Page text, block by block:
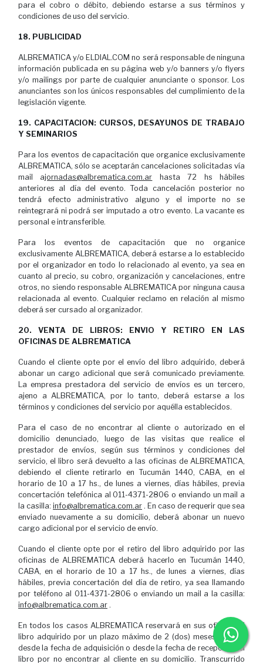
para el cobro o débito, debiendo estarse a sus términos y
condiciones de uso del servicio.
18. PUBLICIDAD
ALBREMATICA y/o ELDIAL.COM no será responsable de ninguna
información publicada en su página web y/o banners y/o flyers
y/o mailings por parte de cualquier anunciante o sponsor. Los
anunciantes son los únicos responsables del cumplimiento de la
legislación vigente.
19. CAPACITACION: CURSOS, DESAYUNOS DE TRABAJO
Y SEMINARIOS
Para los eventos de capacitación que organice exclusivamente
ALBREMATICA, sólo se aceptarán cancelaciones solicitadas vía
mail ajornadas@albrematica.com.ar hasta 72 hs hábiles
anteriores al día del evento. Toda cancelación posterior no
tendrá efecto administrativo alguno y el importe no se
reintegrará ni podrá ser imputado a otro evento. La vacante es
personal e intransferible.
Para los eventos de capacitación que no organice
exclusivamente ALBREMATICA, deberá estarse a lo establecido
por el organizador en todo lo relacionado al evento, ya sea en
cuanto al precio, su cobro, organización y cancelaciones, entre
otros, no siendo responsable ALBREMATICA por ninguna causa
relacionada al evento. Cualquier reclamo en relación al mismo
deberá ser cursado al organizador.
20. VENTA DE LIBROS: ENVIO Y RETIRO EN LAS
OFICINAS DE ALBREMATICA
Cuando el cliente opte por el envío del libro adquirido, deberá
abonar un cargo adicional que será comunicado previamente.
La empresa prestadora del servicio de envíos es un tercero,
ajeno a ALBREMATICA, por lo tanto, deberá estarse a los
términos y condiciones del servicio por aquélla establecidos.
Para el caso de no encontrar al cliente o autorizado en el
domicilio denunciado, luego de las visitas que realice el
prestador de envíos, según sus términos y condiciones del
servicio, el libro será devuelto a las oficinas de ALBREMATICA,
debiendo el cliente retirarlo en Tucumán 1440, CABA, en el
horario de 10 a 17 hs., de lunes a viernes, días hábiles, previa
concertación telefónica al 011-4371-2806 o enviando un mail a
la casilla: info@albrematica.com.ar . En caso de requerir que sea
enviado nuevamente a su domicilio, deberá abonar un nuevo
cargo adicional por el servicio de envío.
Cuando el cliente opte por el retiro del libro adquirido por las
oficinas de ALBREMATICA deberá hacerlo en Tucumán 1440,
CABA, en el horario de 10 a 17 hs., de lunes a viernes, días
hábiles, previa concertación del día de retiro, ya sea llamando
por teléfono al 011-4371-2806 o enviando un mail a la casilla:
info@albrematica.com.ar .
En todos los casos ALBREMATICA reservará en sus oficinas el
libro adquirido por un plazo máximo de 2 (dos) meses, ya sea
desde la fecha de adquisición o desde la fecha de recepción del
libro por no encontrar al cliente en su domicilio. Transcurrido